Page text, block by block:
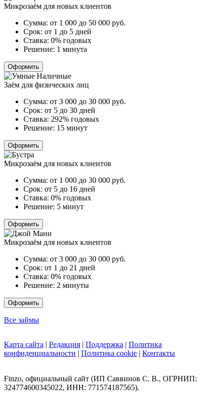
Микрозаём для новых клиентов
Сумма: от 1 000 до 50 000 руб.
Срок: от 1 до 5 дней
Ставка: 0% годовых
Решение: 1 минута
Оформить
Заём для физических лиц
Сумма: от 3 000 до 30 000 руб.
Срок: от 5 до 30 дней
Ставка: 292% годовых
Решение: 15 минут
Оформить
Микрозаём для новых клиентов
Сумма: от 1 000 до 30 000 руб.
Срок: от 5 до 16 дней
Ставка: 0% годовых
Решение: 5 минут
Оформить
Микрозаём для новых клиентов
Сумма: от 3 000 до 30 000 руб.
Срок: от 1 до 21 дней
Ставка: 0% годовых
Решение: 2 минуты
Оформить
Все займы
Карта сайта | Редакция | Поддержка | Политика
конфиденциальности | Политика cookie | Контакты
Finzo, официальный сайт (ИП Саввинов С. В., ОГРНИП:
324774600345022, ИНН: 771574187565).